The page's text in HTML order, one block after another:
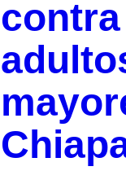
contra